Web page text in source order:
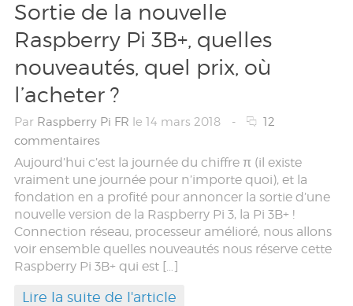
Sortie de la nouvelle
Raspberry Pi 3B+, quelles
nouveautés, quel prix, où
l’acheter ?
Par Raspberry Pi FR le 14 mars 2018 -
12
commentaires
Aujourd’hui c’est la journée du chiffre π (il existe
vraiment une journée pour n’importe quoi), et la
fondation en a profité pour annoncer la sortie d’une
nouvelle version de la Raspberry Pi 3, la Pi 3B+ !
Connection réseau, processeur amélioré, nous allons
voir ensemble quelles nouveautés nous réserve cette
Raspberry Pi 3B+ qui est […]
Lire la suite de l'article